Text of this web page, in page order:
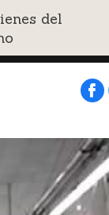
del